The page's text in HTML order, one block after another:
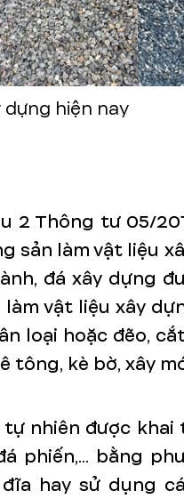
dựng hiện nay
2 Thông tư 05/
sản làm vật liệu
đá xây dựng
vật liệu xây
loại hoặc đẽo,
kè bờ, xây
tự nhiên được khai
phiến,... bằng
hay sử dụng